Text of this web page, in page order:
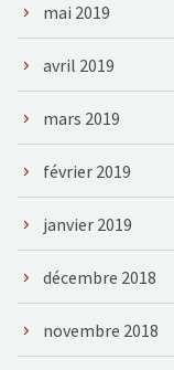
mai 2019
avril 2019
mars 2019
février 2019
janvier 2019
décembre 2018
novembre 2018